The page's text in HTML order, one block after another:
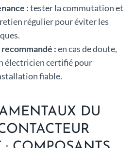
:tester la commutation et
régulier pour éviter les
:en cas de doute,
électricien certifié pour
fiable.
DU